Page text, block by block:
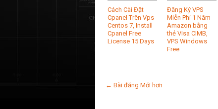
Cách Cài Đặt
Cpanel Trên Vps
Centos 7, Install
Cpanel Free
License 15 Days
Đăng Ký VPS
Miễn Phí 1 Năm
Amazon bằng
thẻ Visa CIMB,
VPS Windows
Free
← Bài đăng Mới hơn